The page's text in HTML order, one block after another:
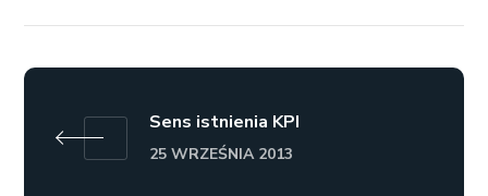
Sens istnienia KPI
25 WRZEŚNIA 2013